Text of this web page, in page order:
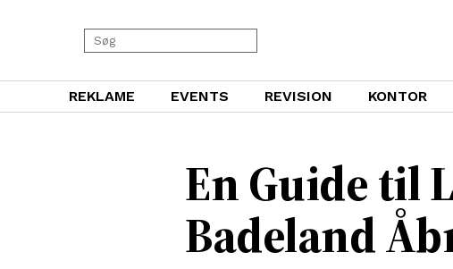
REKLAME EVENTS REVISION KONTOR
En Guide til
Badeland